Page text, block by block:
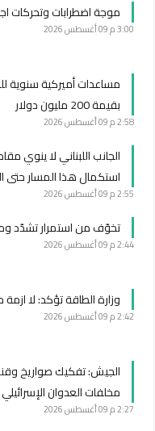
موجة اضطرابات وتحركات
3:00 م 09 أغسطس 2026
مساعدات أميركية سنوية
بقيمة 200 مليون دولار
2:58 م 09 أغسطس 2026
الجانب اللبناني لا ينوي
استكمال هذا المسار حتى
2:55 م 09 أغسطس 2026
تخوّف من استمرار تشدّد
2:44 م 09 أغسطس 2026
وزارة الطاقة تؤكد: لا
2:42 م 09 أغسطس 2026
الجيش: تفكيك صواريخ
مخلفات العدوان الإسرائيلي
2:27 م 09 أغسطس 2026